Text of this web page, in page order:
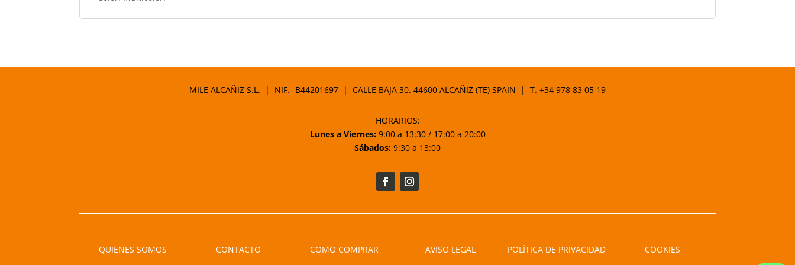
MILE ALCAÑIZ S.L. | NIF.- B44201697 | CALLE BAJA 30. 44600 ALCAÑIZ (TE) SPAIN | T. +34 978 83 05 19
HORARIOS:
Lunes a Viernes:9:00 a 13:30 / 17:00 a 20:00
Sábados: 9:30 a 13:00
QUIENES SOMOS CONTACTO COMO COMPRAR AVISO LEGAL POLÍTICA DE PRIVACIDAD COOKIES